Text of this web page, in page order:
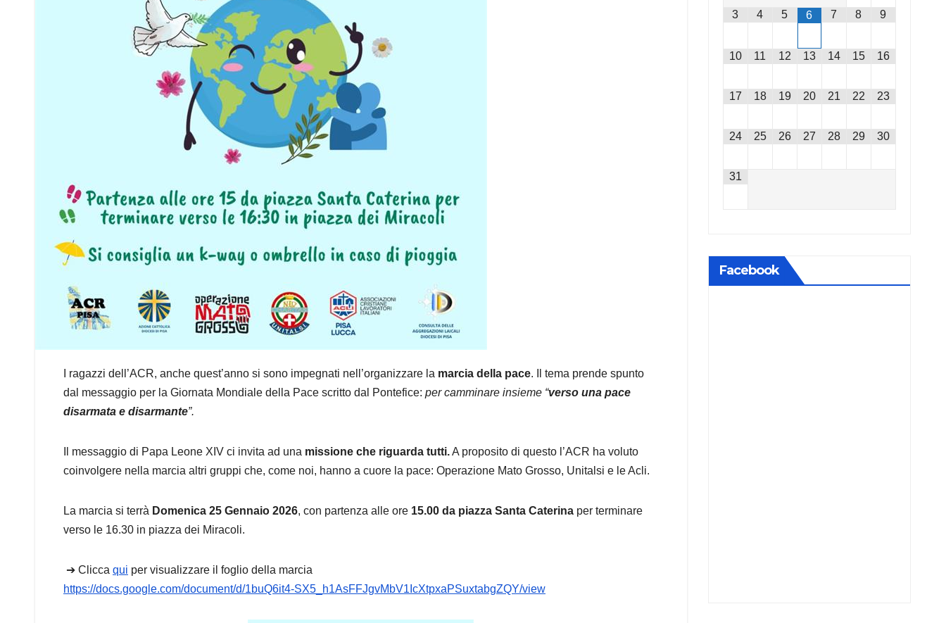
I ragazzi dell’ACR, anche quest’anno si sono impegnati nell’organizzare la marcia della pace. Il tema prende spunto
dal messaggio per la Giornata Mondiale della Pace scritto dal Pontefice: per camminare insieme “verso una pace
disarmata e disarmante”.
Il messaggio di Papa Leone XIV ci invita ad una missione che riguarda tutti.A proposito di questo l’ACR ha voluto
coinvolgere nella marcia altri gruppi che, come noi, hanno a cuore la pace: Operazione Mato Grosso, Unitalsi e le Acli.
La marcia si terrà Domenica 25 Gennaio 2026, con partenza alle ore 15.00 da piazza Santa Caterina per terminare
verso le 16.30 in piazza dei Miracoli.
➔ Clicca qui per visualizzare il foglio della marcia
https://docs.google.com/document/d/1buQ6it4-SX5_h1AsFFJgvMbV1IcXtpxaPSuxtabgZQY/view
3 4 5 6 7 8 9
10 11 12 13 14 15 16
17 18 19 20 21 22 23
24 25 26 27 28 29 30
31
Facebook